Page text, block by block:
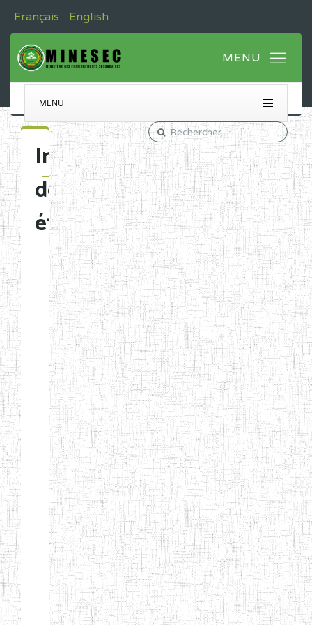
Français English
MENU
Immatriculation
des
établissements
Etablissements
d'enseignement
normal
ENI
Chercher:
Effacer les filtres
Denomination
Type